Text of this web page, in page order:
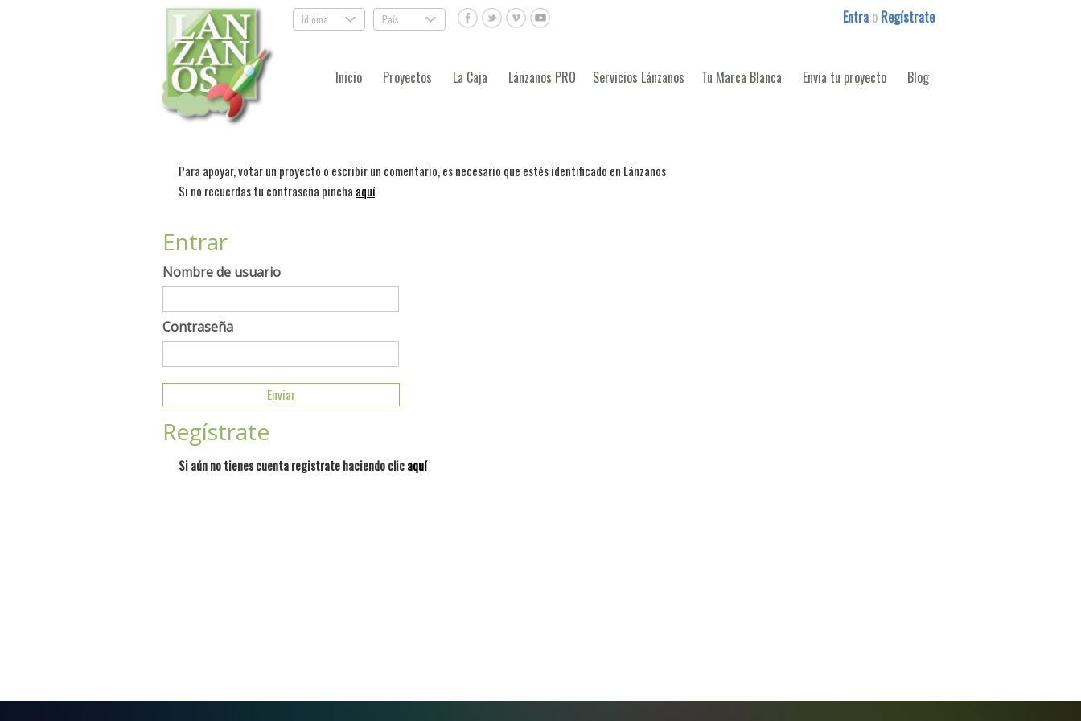
Idioma . País . Entra o Regístrate
Inicio Proyectos La Caja Lánzanos PRO Servicios Lánzanos Tu Marca Blanca Envía tu proyecto Blog
Para apoyar, votar un proyecto o escribir un comentario, es necesario que estés identificado en Lánzanos
Si no recuerdas tu contraseña pincha aquí
Entrar
Nombre de usuario
Contraseña
Regístrate
Si aún no tienes cuenta registrate haciendo clicaquí